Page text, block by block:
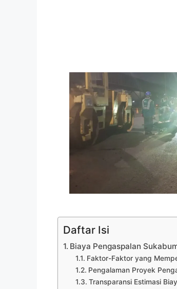
Daftar Isi
Biaya Pengaspalan
Faktor-Faktor yang
Pengalaman Proyek
Transparansi Estimasi